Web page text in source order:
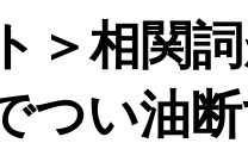
＞相関
つい油